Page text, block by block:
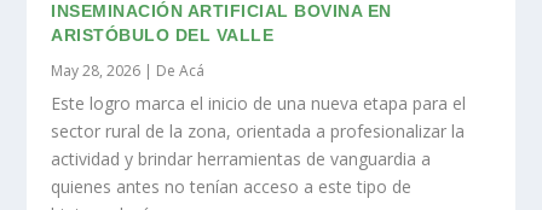
INSEMINACIÓN ARTIFICIAL BOVINA EN
ARISTÓBULO DEL VALLE
May 28, 2026 | De Acá
Este logro marca el inicio de una nueva etapa para el
sector rural de la zona, orientada a profesionalizar la
actividad y brindar herramientas de vanguardia a
quienes antes no tenían acceso a este tipo de